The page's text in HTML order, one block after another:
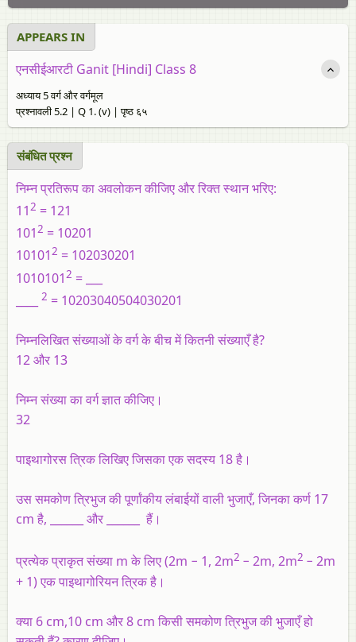
APPEARS IN
एनसीईआरटी Ganit [Hindi] Class 8
अध्याय 5 वर्ग और वर्गमूल
प्रश्नावली 5.2 | Q 1. (v) | पृष्ठ ६५
संबंधित प्रश्न
निम्न प्रतिरूप का अवलोकन कीजिए और रिक्त स्थान भरिए:
112 = 121
1012 = 10201
101012 = 102030201
10101012 = ___
2 = 10203040504030201
निम्नलिखित संख्याओं के वर्ग के बीच में कितनी संख्याएँ है?
12 और 13
निम्न संख्या का वर्ग ज्ञात कीजिए।
32
पाइथागोरस त्रिक लिखिए जिसका एक सदस्य 18 है।
उस समकोण त्रिभुज की पूर्णांकीय लंबाईयों वाली भुजाएँ, जिनका कर्ण 17
cm है, ______ और ______ हैं।
प्रत्येक प्राकृत संख्या m के लिए (2m − 1, 2m2 − 2m, 2m2 − 2m
+ 1) एक पाइथागोरियन त्रिक है।
क्या 6 cm,10 cm और 8 cm किसी समकोण त्रिभुज की भुजाएँ हो